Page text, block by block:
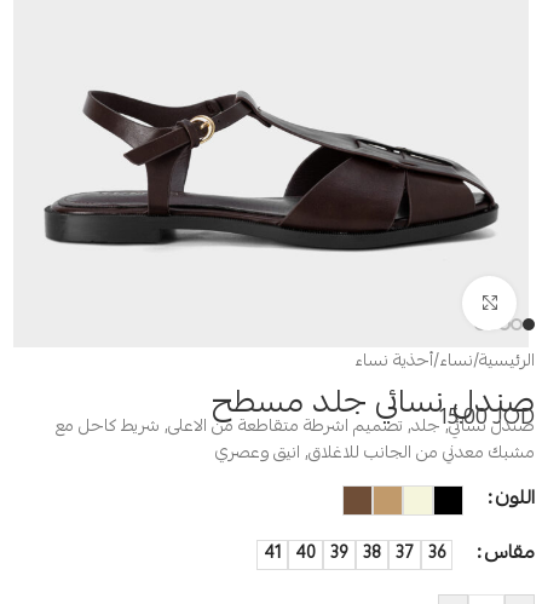
Click to enlarge
الرئيسية/نساء/أحذية نساء
صندل نسائي جلد مسطح
15.00JOD
صندل نسائي, جلد, تصميم اشرطة متقاطعة من الاعلى, شريط كاحل مع
مشبك معدني من الجانب للاغلاق, انيق وعصري
اللون
مقاس
36
37
38
39
40
41